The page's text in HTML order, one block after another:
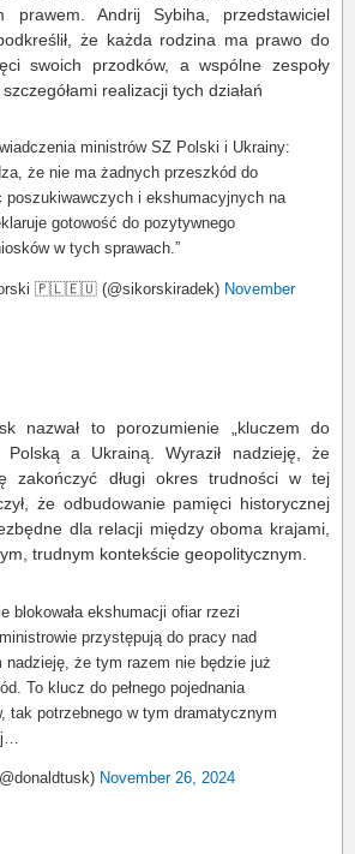
prawem. Andrij Sybiha, przedstawiciel
że każda rodzina ma prawo do
swoich przodków, a wspólne zespoły
realizacji tych działań​
ministrów SZ Polski i Ukrainy:
że nie ma żadnych przeszkód do
poszukiwawczych i ekshumacyjnych na
gotowość do pozytywnego
w tych sprawach.”
🇵🇱🇪🇺 (@sikorskiradek) November
nazwał to porozumienie „kluczem do
Polską a Ukrainą. Wyraził nadzieję, że
zakończyć długi okres trudności w tej
że odbudowanie pamięci historycznej
dla relacji między oboma krajami,
trudnym kontekście geopolitycznym​.
blokowała ekshumacji ofiar rzezi
przystępują do pracy nad
nadzieję, że tym razem nie będzie już
To klucz do pełnego pojednania
tak potrzebnego w tym dramatycznym
November 26, 2024